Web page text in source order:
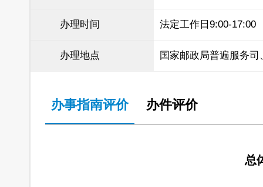
办理时间 法定工作日9:00-17:00
办理地点 国家邮政局普遍服务
办事指南评价 办件评价
总